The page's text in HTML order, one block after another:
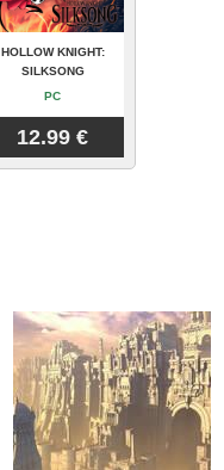
HOLLOW KNIGHT:
SILKSONG
PC
12.99 €